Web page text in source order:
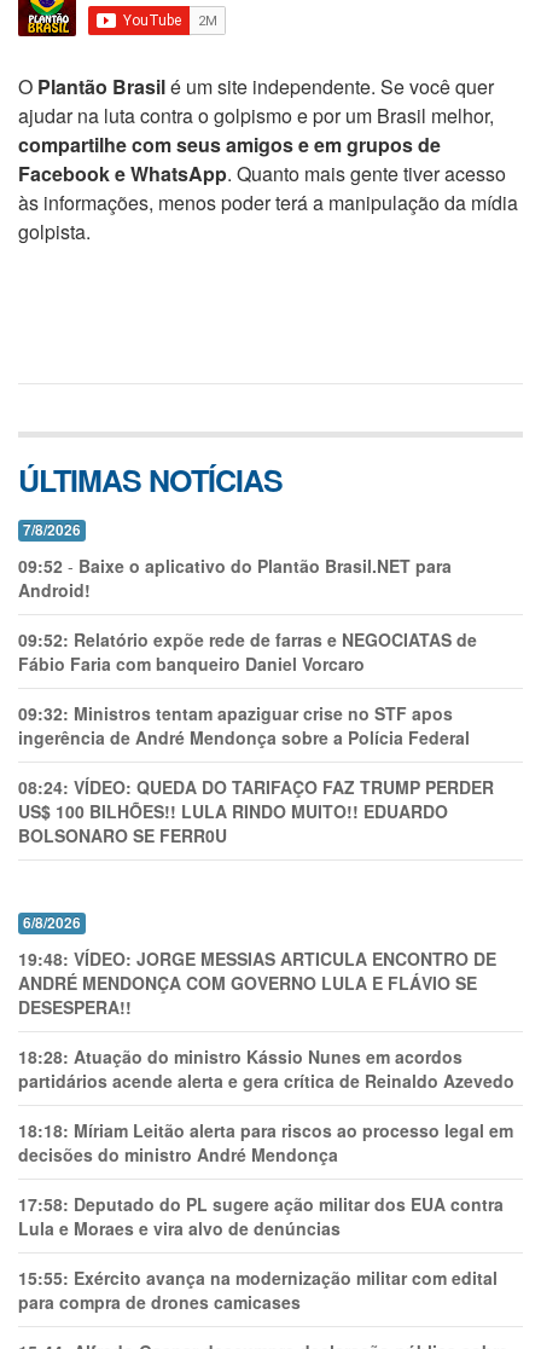
O Plantão Brasilé um site independente. Se você quer
ajudar na luta contra o golpismo e por um Brasil melhor,
compartilhe com seus amigos e em grupos de
Facebook e WhatsApp. Quanto mais gente tiver acesso
às informações, menos poder terá a manipulação da mídia
golpista.
ÚLTIMAS NOTÍCIAS
7/8/2026
09:52 - Baixe o aplicativo do Plantão Brasil.NET para
Android!
09:52: Relatório expõe rede de farras e NEGOCIATAS de
Fábio Faria com banqueiro Daniel Vorcaro
09:32: Ministros tentam apaziguar crise no STF apos
ingerência de André Mendonça sobre a Polícia Federal
08:24: VÍDEO: QUEDA DO TARIFAÇO FAZ TRUMP PERDER
US$ 100 BILHÕES!! LULA RINDO MUITO!! EDUARDO
BOLSONARO SE FERR0U
6/8/2026
19:48: VÍDEO: JORGE MESSIAS ARTICULA ENCONTRO DE
ANDRÉ MENDONÇA COM GOVERNO LULA E FLÁVIO SE
DESESPERA!!
18:28: Atuação do ministro Kássio Nunes em acordos
partidários acende alerta e gera crítica de Reinaldo Azevedo
18:18: Míriam Leitão alerta para riscos ao processo legal em
decisões do ministro André Mendonça
17:58: Deputado do PL sugere ação militar dos EUA contra
Lula e Moraes e vira alvo de denúncias
15:55: Exército avança na modernização militar com edital
para compra de drones camicases